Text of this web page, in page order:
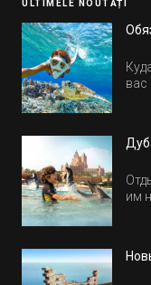
ULTIMELE NOUTĂȚI
вас
им